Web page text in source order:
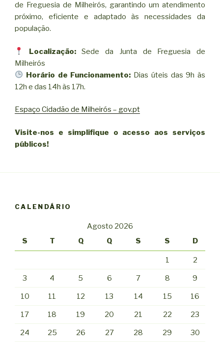
de Freguesia de Milheirós, garantindo um atendimento
próximo, eficiente e adaptado às necessidades da
população.
Localização:Sede da Junta de Freguesia de
Milheirós
Horário de Funcionamento: Dias úteis das 9h às
12h e das 14h às 17h.
Espaço Cidadão de Milheirós – gov.pt
Visite-nos e simplifique o acesso aos serviços
públicos!
CALENDÁRIO
Agosto 2026
S
T Q Q S S D
1 2
3 4 5 6 7 8 9
10 11 12 13 14 15 16
17 18 19 20 21 22 23
24 25 26 27 28 29 30